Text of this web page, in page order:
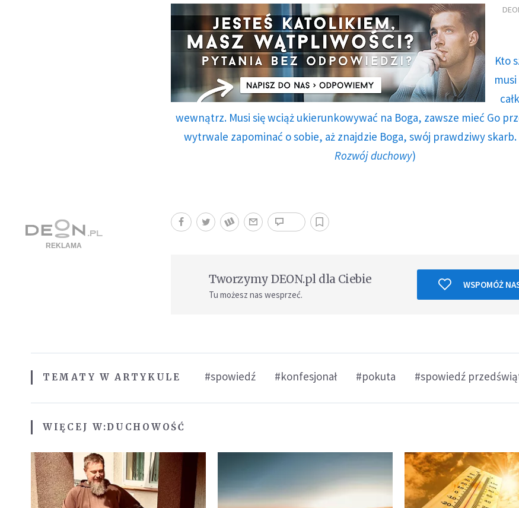
Kto
wewnątrz. Musi się wciąż ukierunkowywać na Boga, zawsze mieć Go
wytrwale zapominać o sobie, aż znajdzie Boga, swój prawdziwy
Rozwój duchowy)
Tworzymy DEON.pl dla Ciebie
Tu możesz nas wesprzeć.
WSPOMÓŻ
TEMATY W ARTYKULE #spowiedź #konfesjonał #pokuta #spowiedź
WIĘCEJ W:DUCHOWOŚĆ